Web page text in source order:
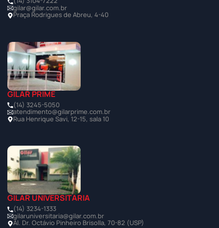
gilar@gilar.com.br
Praça Rodrigues de Abreu, 4-40
GILAR PRIME
(14) 3245-5050
atendimento@gilarprime.com.br
Rua Henrique Savi, 12-15, sala 10
GILAR UNIVERSITÁRIA
(14) 3234-1333
gilaruniversitaria@gilar.com.br
Al. Dr. Octávio Pinheiro Brisolla, 70-82 (USP)